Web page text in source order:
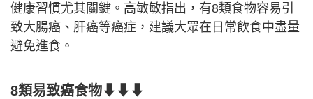
健康習慣尤其關鍵。高敏敏指出，有8類食物容易引
致大腸癌、肝癌等癌症，建議大眾在日常飲食中盡量
避免進食。
8類易致癌食物⬇⬇⬇